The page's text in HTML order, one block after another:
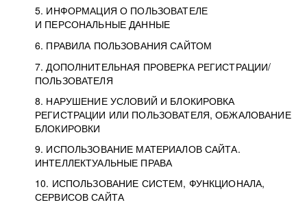
5. ИНФОРМАЦИЯ О ПОЛЬЗОВАТЕЛЕ
И ПЕРСОНАЛЬНЫЕ ДАННЫЕ
6. ПРАВИЛА ПОЛЬЗОВАНИЯ САЙТОМ
7. ДОПОЛНИТЕЛЬНАЯ ПРОВЕРКА РЕГИСТРАЦИИ/
ПОЛЬЗОВАТЕЛЯ
8. НАРУШЕНИЕ УСЛОВИЙ И БЛОКИРОВКА
РЕГИСТРАЦИИ ИЛИ ПОЛЬЗОВАТЕЛЯ, ОБЖАЛОВАНИЕ
БЛОКИРОВКИ
9. ИСПОЛЬЗОВАНИЕ МАТЕРИАЛОВ САЙТА.
ИНТЕЛЛЕКТУАЛЬНЫЕ ПРАВА
10. ИСПОЛЬЗОВАНИЕ СИСТЕМ, ФУНКЦИОНАЛА,
СЕРВИСОВ САЙТА